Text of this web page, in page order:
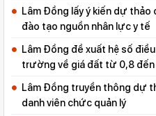
Lâm Đồng lấy ý kiến dự thảo
đào tạo nguồn nhân lực y tế
Lâm Đồng đề xuất hệ số
trường về giá đất từ 0,8 đến
Lâm Đồng truyền thông dự
danh viên chức quản lý